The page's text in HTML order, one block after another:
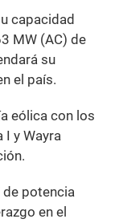
capacidad
MW (AC) de
su
el país.
eólica con los
I y Wayra
de potencia
en el